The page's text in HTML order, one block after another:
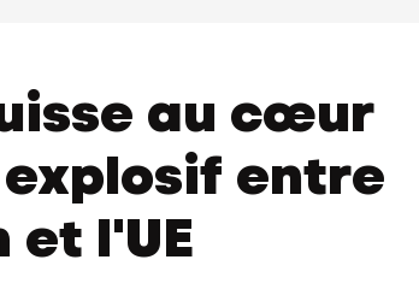
au cœur
entre
et l'UE